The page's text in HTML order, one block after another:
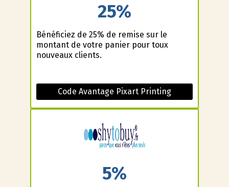
25%
Bénéficiez de 25% de remise sur le
montant de votre panier pour toux
nouveaux clients.
Code Avantage Pixart Printing
5%